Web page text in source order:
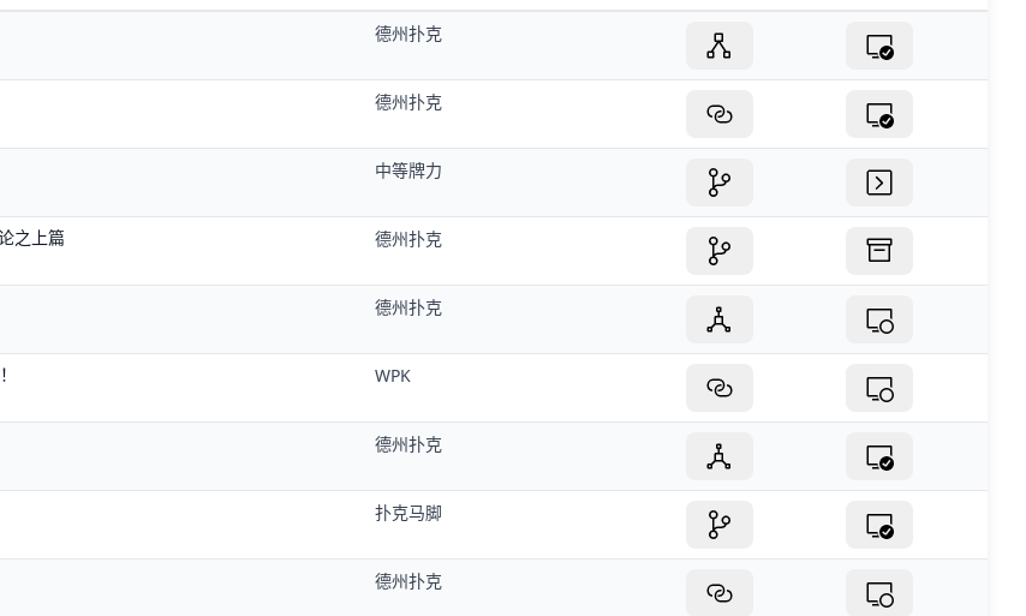
德州扑克
德州扑克
中等牌力
之上篇
德州扑克
德州扑克
WPK
德州扑克
扑克马脚
德州扑克